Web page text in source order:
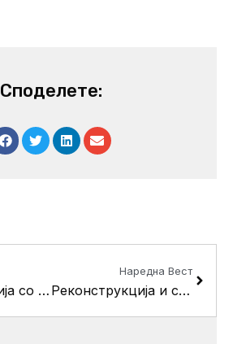
Споделете:
Час по историја со основците од “Кузман Јосифовски-Питу “по повод 9 Мај
Наредна Вест
Реконструкцијa и санација на улици во Црниче